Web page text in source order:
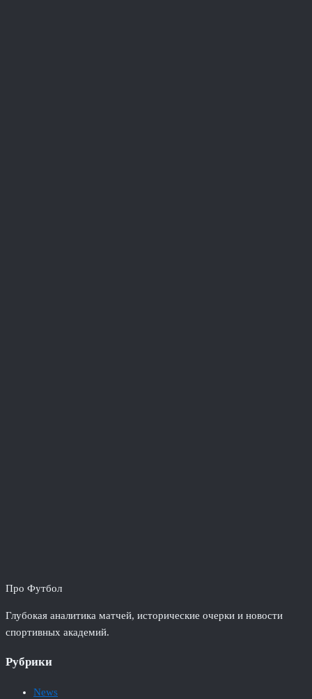
Про Футбол
Глубокая аналитика матчей, исторические очерки и новости
спортивных академий.
Рубрики
News